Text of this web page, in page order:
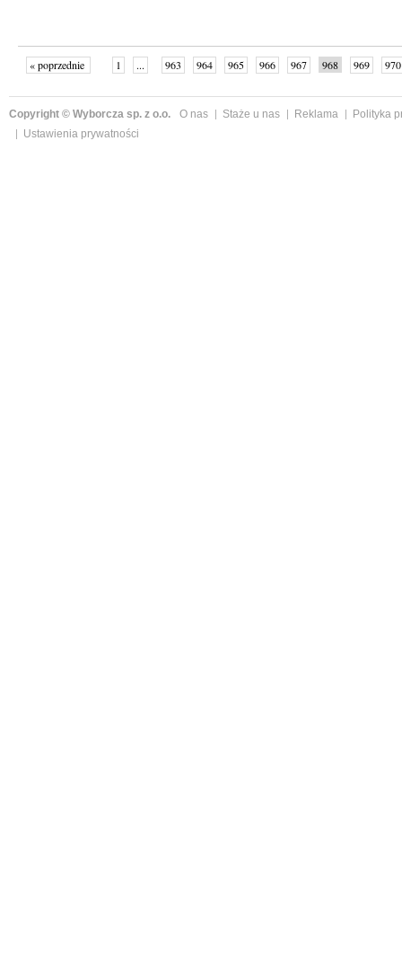
« poprzednie 1 ... 963 964 965 966 967 968 969
970
Copyright © Wyborcza sp. z o.o. O nas Staże u nas Reklama
Polityka
Ustawienia prywatności